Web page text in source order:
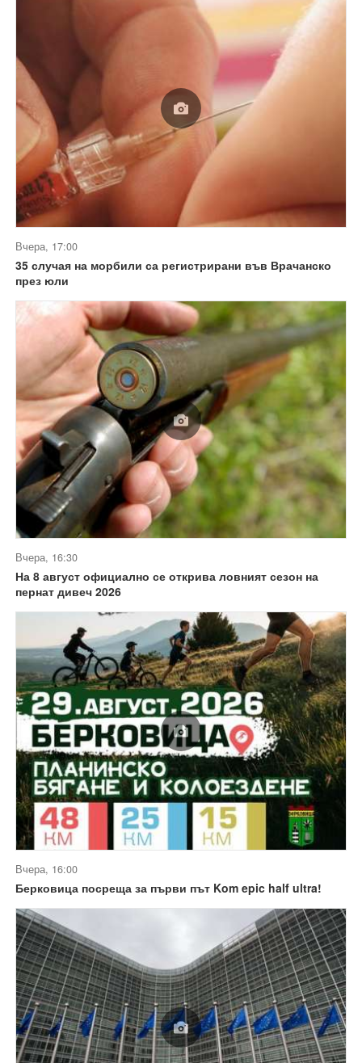
Вчера, 17:00
35 случая на морбили са регистрирани във Врачанско
през юли
Вчера, 16:30
На 8 август официално се открива ловният сезон на
пернат дивеч 2026
Вчера, 16:00
Берковица посреща за първи път Kom epic half ultra!